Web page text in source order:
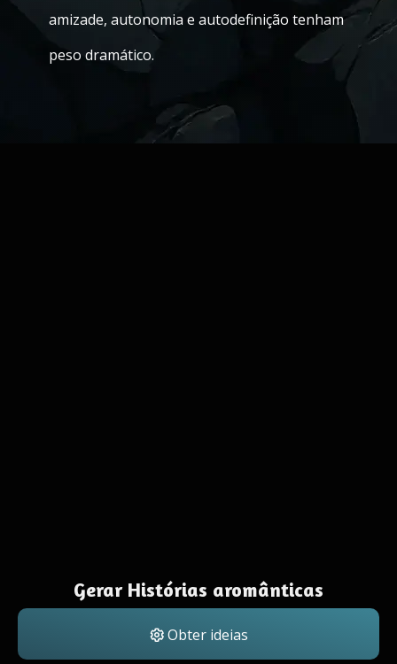
amizade, autonomia e autodefinição tenham
peso dramático.
Gerar Histórias aromânticas
Obter ideias